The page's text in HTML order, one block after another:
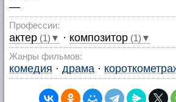
—
Профессии:
актер (1)▼ · композитор (1)▼
Жанры фильмов:
комедия · драма ·